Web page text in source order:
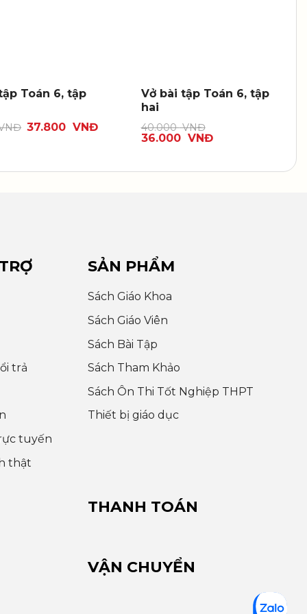
Toán 6, tập
37.800 VNĐ
Vở bài tập Toán 6, tập
hai
40.000VNĐ
36.000 VNĐ
trả
tuyến
thật
SẢN PHẨM
Sách Giáo Khoa
Sách Giáo Viên
Sách Bài Tập
Sách Tham Khảo
Sách Ôn Thi Tốt Nghiệp THPT
Thiết bị giáo dục
THANH TOÁN
VẬN CHUYỂN